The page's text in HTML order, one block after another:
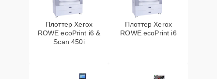
Плоттер Xerox
ROWE ecoPrint i6 &
Scan 450i
Плоттер Xerox
ROWE ecoPrint i6